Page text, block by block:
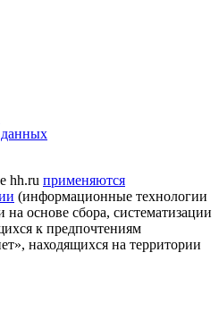
hh.ru применяются
(информационные технологии
основе сбора, систематизации
к предпочтениям
находящихся на территории